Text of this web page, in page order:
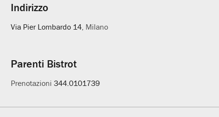
Indirizzo
Via Pier Lombardo 14 , Milano
Parenti Bistrot
Prenotazioni344.0101739